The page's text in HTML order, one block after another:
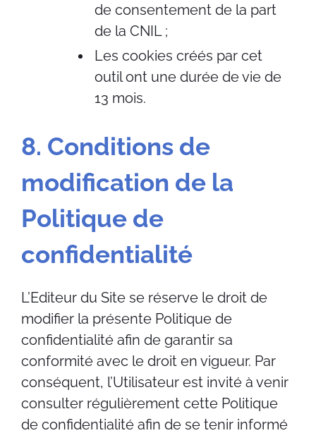
de consentement de la part
de la CNIL ;
Les cookies créés par cet
outil ont une durée de vie de
13 mois.
8. Conditions de
modification de la
Politique de
confidentialité
L’Editeur du Site se réserve le droit de
modifier la présente Politique de
confidentialité afin de garantir sa
conformité avec le droit en vigueur. Par
conséquent, l’Utilisateur est invité à venir
consulter régulièrement cette Politique
de confidentialité afin de se tenir informé